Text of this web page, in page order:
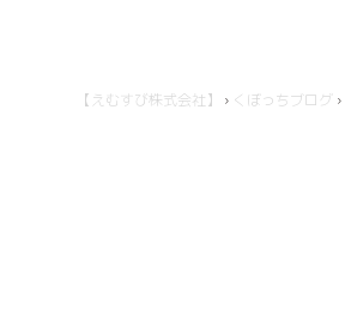
【えむすび株式会社】 › くぼっちブログ ›